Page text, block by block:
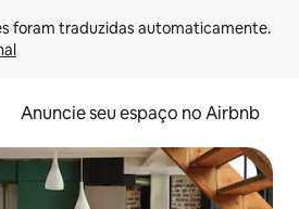
Anuncie seu espaço no Airbnb